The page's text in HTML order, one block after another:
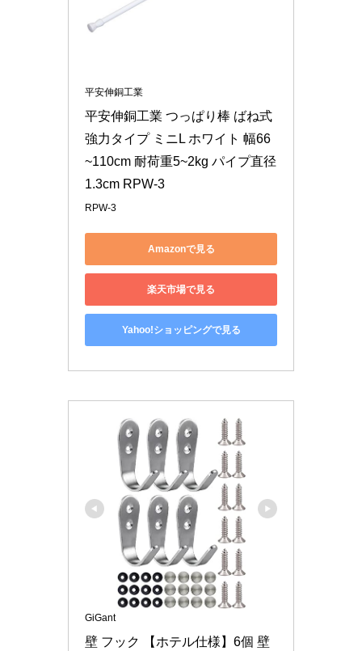
平安伸銅工業
平安伸銅工業 つっぱり棒 ばね式
強力タイプ ミニL ホワイト 幅66
~110cm 耐荷重5~2kg パイプ直径
1.3cm RPW-3
RPW-3
Amazonで見る
楽天市場で見る
Yahoo!ショッピングで見る
GiGant
壁 フック 【ホテル仕様】6個 壁